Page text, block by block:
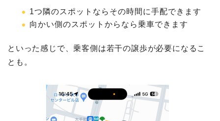
1つ隣のスポットならその時間に手配できます
向かい側のスポットからなら乗車できます
といった感じで、乗客側は若干の譲歩が必要になるこ
とも。